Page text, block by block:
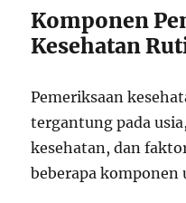
Komponen
Kesehatan
Pemeriksaan
tergantung pada
kesehatan, dan
beberapa